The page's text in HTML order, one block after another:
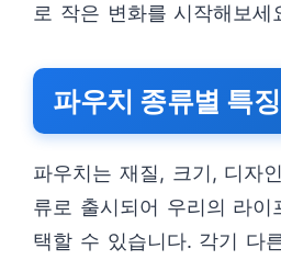
로 작은 변화를 시작해보세
파우치 종류별 특
파우치는 재질, 크기, 디자
류로 출시되어 우리의 라이
택할 수 있습니다. 각기 다